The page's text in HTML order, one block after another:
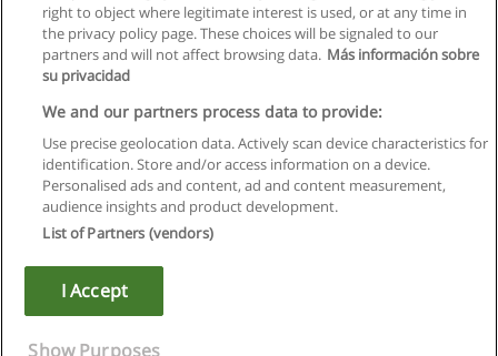
Regras de uso
Privacidade de dados
Entrar em contato com Educaedu
Copyright © Educaedu Business S.L. - CIF : B-95610580: -
right to object where legitimate interest is used, or at any time in
the privacy policy page. These choices will be signaled to our
partners and will not affect browsing data. Más información sobre
su privacidad
We and our partners process data to provide:
Use precise geolocation data. Actively scan device characteristics for
identification. Store and/or access information on a device.
Personalised ads and content, ad and content measurement,
audience insights and product development.
List of Partners (vendors)
I Accept
Show Purposes